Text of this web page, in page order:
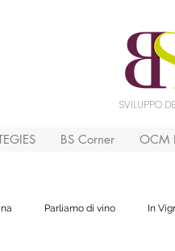
SVILUPPO
BS Corner OCM
Parliamo di vino In